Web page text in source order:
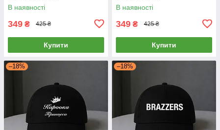
В наявності
349 ₴ 425 ₴
Купити
В наявності
349 ₴ 425 ₴
Купити
–18% –18%